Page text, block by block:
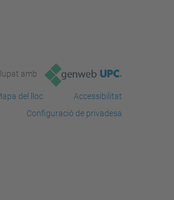
amb
del lloc
Accessibilitat
Configuració de privadesa